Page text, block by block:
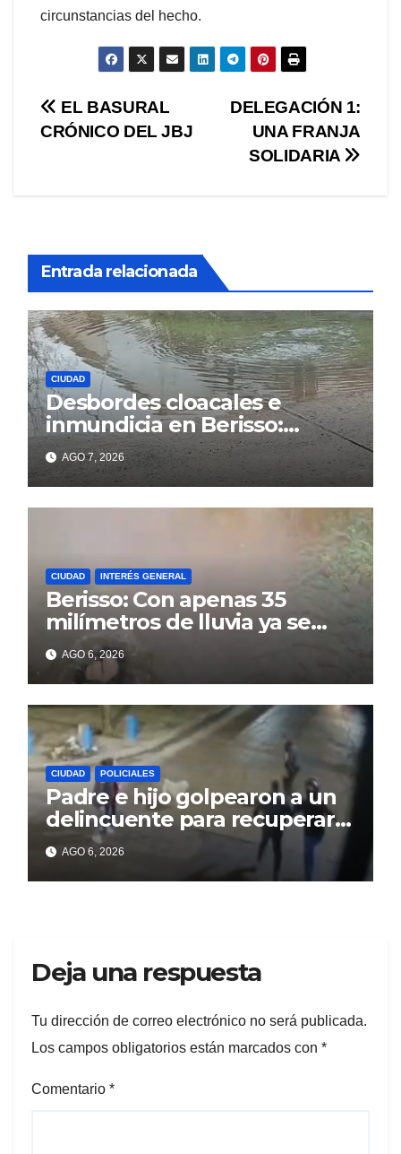
circunstancias del hecho.
Navegación
DELEGACIÓN 1:
UNA FRANJA
SOLIDARIA
EL BASURAL
CRÓNICO DEL JBJ
Entrada relacionada
CIUDAD
Desbordes cloacales e
inmundicia en Berisso:
colapso de la red en la calle
14AGO 7, 2026
CIUDAD INTERÉS GENERAL
Berisso: Con apenas 35
milímetros de lluvia ya se
sienten los problemas
AGO 6, 2026
CIUDAD POLICIALES
Padre e hijo golpearon a un
delincuente para recuperar
un celular robado en Berisso
AGO 6, 2026
Deja una respuesta
Tu dirección de correo electrónico no será publicada.
Los campos obligatorios están marcados con *
Comentario *